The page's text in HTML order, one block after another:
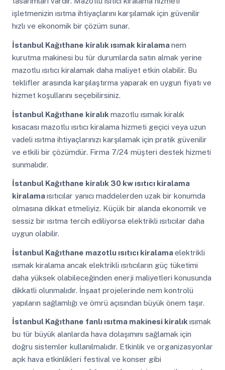
işletmenizin ısıtma ihtiyaçlarını karşılamak için güvenilir
hızlı ve ekonomik bir çözüm sunar.
İstanbul Kağıthane kiralık ısımak kiralamanem
kurutma makinesi bu tür durumlarda satın almak yerine
mazotlu ısıtıcı kiralamak daha maliyet etkin olabilir. Bu
teklifler arasında karşılaştırma yaparak en uygun fiyatı ve
hizmet koşullarını seçebilirsiniz.
İstanbul Kağıthane kiralık mazotlu ısımak kiralık
kısacası mazotlu ısıtıcı kiralama hizmeti geçici veya uzun
vadeli ısıtma ihtiyaçlarınızı karşılamak için pratik güvenilir
ve etkili bir çözümdür. Firma 7/24 müşteri destek hizmeti
sunmalıdır.
İstanbul Kağıthane kiralık 30 kw ısıtıcı kiralama
kiralamaısıtıcılar yanıcı maddelerden uzak bir konumda
olmasına dikkat etmeliyiz. Küçük bir alanda ekonomik ve
sessiz bir ısıtma tercih ediliyorsa elektrikli ısıtıcılar daha
uygun olabilir.
İstanbul Kağıthane mazotlu ısıtıcı kiralamaelektrikli
ısımak kiralama ancak elektrikli ısıtıcıların güç tüketimi
daha yüksek olabileceğinden enerji maliyetleri konusunda
dikkatli olunmalıdır. İnşaat projelerinde nem kontrolü
yapıların sağlamlığı ve ömrü açısından büyük önem taşır.
İstanbul Kağıthane fanlı ısıtma makinesi kiralıkısımak
bu tür büyük alanlarda hava dolaşımını sağlamak için
doğru sistemler kullanılmalıdır. Etkinlik ve organizasyonlar
açık hava etkinlikleri festival ve konser gibi